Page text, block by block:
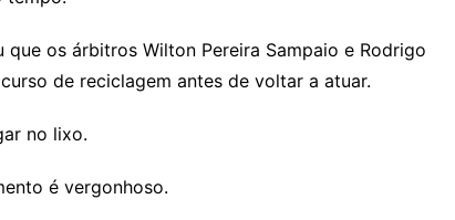
os árbitros Wilton Pereira Sampaio e Rodrigo
de reciclagem antes de voltar a atuar.
no lixo.
é vergonhoso.